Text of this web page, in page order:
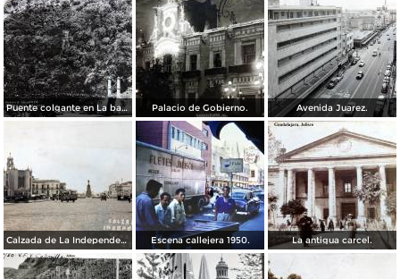
Puente colgante en La barranca de Oblatos. Palacio de Gobierno. Avenida Juarez.
Calzada de La Independencia Guadalajara, Jalisco. ( Circulada el 10 de Febrero de 1931 ). Escena callejera 1950. La antigua carcel.